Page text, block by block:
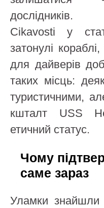
дослідників.
Cikavosti у
затонулі
для дайверів
таких місць:
туристичними,
кшталт USS
етичний статус.
Чому
саме зараз
Уламки